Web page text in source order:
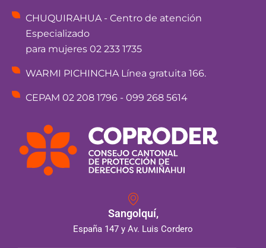
CHUQUIRAHUA - Centro de atención
Especializado
para mujeres 02 233 1735
WARMI PICHINCHA Línea gratuita 166.
CEPAM 02 208 1796 - 099 268 5614
Sangolquí,
España 147 y Av. Luis Cordero